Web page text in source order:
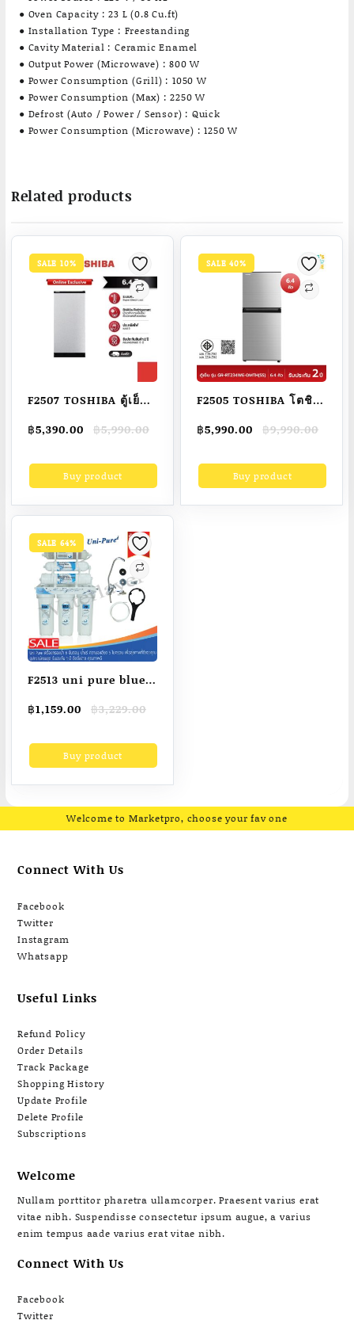
● Oven Capacity : 23 L (0.8 Cu.ft)
● Installation Type : Freestanding
● Cavity Material : Ceramic Enamel
● Output Power (Microwave) : 800 W
● Power Consumption (Grill) : 1050 W
● Power Consumption (Max) : 2250 W
● Defrost (Auto / Power / Sensor) : Quick
● Power Consumption (Microwave) : 1250 W
Related products
SALE 10%
F2507 TOSHIBA ตู้เย็น
รุ่น GR-C189
฿5,990.00
Original
was:
฿5,990.00.
฿5,390.00
Current
is:
฿5,390.00.Buy product
SALE 40%
F2505 TOSHIBA โตชิ
6.4 คิว รุ่น GR-
฿9,990.00
Original
was:
฿9,990.00.
฿5,990.00
Current
is:
฿5,990.00.Buy product
SALE 64%
F2513 uni pure blue
ตอน รุ่น Mineral กรอง
ธาตุบำรุงร่างกาย พร้อม
฿3,229.00
Original
was:
฿3,229.00.
฿1,159.00
Current
is:
฿1,159.00.Buy product
Welcome to Marketpro, choose your fav one
Connect With Us
Facebook
Twitter
Instagram
Whatsapp
Useful Links
Refund Policy
Order Details
Track Package
Shopping History
Update Profile
Delete Profile
Subscriptions
Welcome
Nullam porttitor pharetra ullamcorper. Praesent varius erat
vitae nibh. Suspendisse consectetur ipsum augue, a varius
enim tempus aade varius erat vitae nibh.
Connect With Us
Facebook
Twitter